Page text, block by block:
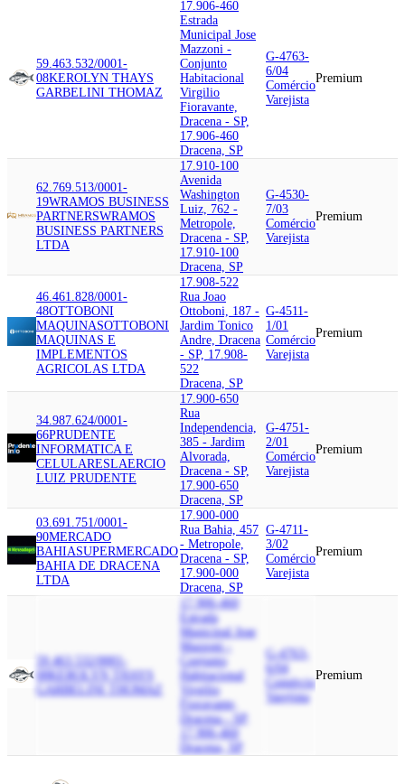
59.463.532/0001-
08KEROLYN THAYS
GARBELINI THOMAZ
17.906-460
Estrada
Municipal Jose
Mazzoni -
Conjunto
Habitacional
Virgilio
Fioravante,
Dracena - SP,
17.906-460
Dracena, SP
G-4763-
6/04
Comércio
Varejista
Premium
62.769.513/0001-
19WRAMOS BUSINESS
PARTNERSWRAMOS
BUSINESS PARTNERS
LTDA
17.910-100
Avenida
Washington
Luiz, 762 -
Metropole,
Dracena - SP,
17.910-100
Dracena, SP
G-4530-
7/03
Comércio
Varejista
Premium
46.461.828/0001-
48OTTOBONI
MAQUINASOTTOBONI
MAQUINAS E
IMPLEMENTOS
AGRICOLAS LTDA
17.908-522
Rua Joao
Ottoboni, 187 -
Jardim Tonico
Andre, Dracena
- SP, 17.908-
522
Dracena, SP
G-4511-
1/01
Comércio
Varejista
Premium
34.987.624/0001-
66PRUDENTE
INFORMATICA E
CELULARESLAERCIO
LUIZ PRUDENTE
17.900-650
Rua
Independencia,
385 - Jardim
Alvorada,
Dracena - SP,
17.900-650
Dracena, SP
G-4751-
2/01
Comércio
Varejista
Premium
03.691.751/0001-
90MERCADO
BAHIASUPERMERCADO
BAHIA DE DRACENA
LTDA
17.900-000
Rua Bahia, 457
- Metropole,
Dracena - SP,
17.900-000
Dracena, SP
G-4711-
3/02
Comércio
Varejista
Premium
59.463.532/0001-
08KEROLYN THAYS
GARBELINI THOMAZ
17.906-460
Estrada
Municipal Jose
Mazzoni -
Conjunto
Habitacional
Virgilio
Fioravante,
Dracena - SP,
17.906-460
Dracena, SP
G-4763-
6/04
Comércio
Varejista
Premium